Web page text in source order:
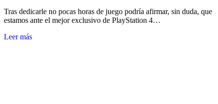
Tras dedicarle no pocas horas de juego podría afirmar, sin duda, que
estamos ante el mejor exclusivo de PlayStation 4…
Leer más